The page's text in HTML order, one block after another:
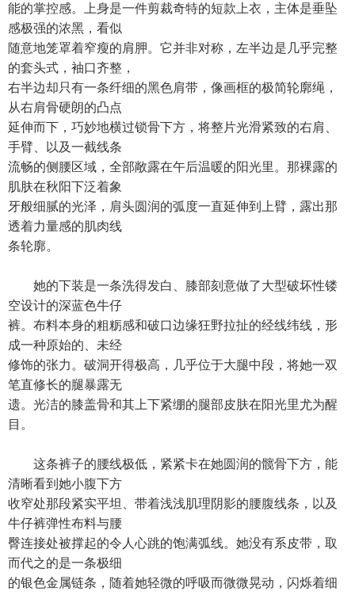
能的掌控感。上身是一件剪裁奇特的短款上衣，主体是垂坠
感极强的浓黑，看似
随意地笼罩着窄瘦的肩胛。它并非对称，左半边是几乎完整
的套头式，袖口齐整，
右半边却只有一条纤细的黑色肩带，像画框的极简轮廓绳，
从右肩骨硬朗的凸点
延伸而下，巧妙地横过锁骨下方，将整片光滑紧致的右肩、
手臂、以及一截线条
流畅的侧腰区域，全部敞露在午后温暖的阳光里。那裸露的
肌肤在秋阳下泛着象
牙般细腻的光泽，肩头圆润的弧度一直延伸到上臂，露出那
透着力量感的肌肉线
条轮廓。
她的下装是一条洗得发白、膝部刻意做了大型破坏性镂
空设计的深蓝色牛仔
裤。布料本身的粗粝感和破口边缘狂野拉扯的经线纬线，形
成一种原始的、未经
修饰的张力。破洞开得极高，几乎位于大腿中段，将她一双
笔直修长的腿暴露无
遗。光洁的膝盖骨和其上下紧绷的腿部皮肤在阳光里尤为醒
目。
这条裤子的腰线极低，紧紧卡在她圆润的髋骨下方，能
清晰看到她小腹下方
收窄处那段紧实平坦、带着浅浅肌理阴影的腰腹线条，以及
牛仔裤弹性布料与腰
臀连接处被撑起的令人心跳的饱满弧线。她没有系皮带，取
而代之的是一条极细
的银色金属链条，随着她轻微的呼吸而微微晃动，闪烁着细